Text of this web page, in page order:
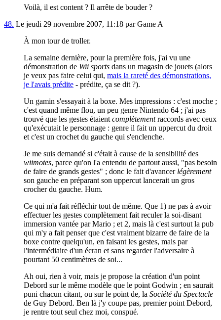
Voilà, il est content ? Il arrête de bouder ?
48. Le jeudi 29 novembre 2007, 11:18 par Game A
À mon tour de troller.
La semaine dernière, pour la première fois, j'ai vu une
démonstration de Wii sports dans un magasin de jouets (alors
je veux pas faire celui qui, mais la rareté des démonstrations,
je l'avais prédite - prédite, ça se dit ?).
Un gamin s'essayait à la boxe. Mes impressions : c'est moche ;
c'est quand même flou, un peu genre Nintendo 64 ; j'ai pas
trouvé que les gestes étaient complètementraccords avec ceux
qu'exécutait le personnage : genre il fait un uppercut du droit
et c'est un crochet du gauche qui s'enclenche.
Je me suis demandé si c'était à cause de la sensibilité des
wiimotes, parce qu'on l'a entendu de partout aussi, "pas besoin
de faire de grands gestes" ; donc le fait d'avancer légèrement
son gauche en préparant son uppercut lancerait un gros
crocher du gauche. Hum.
Ce qui m'a fait réfléchir tout de même. Que 1) ne pas à avoir
effectuer les gestes complètement fait reculer la soi-disant
immersion vantée par Mario ; et 2, mais là c'est surtout la pub
qui m'y a fait penser que c'est vraiment bizarre de faire de la
boxe contre quelqu'un, en faisant les gestes, mais par
l'intermédiaire d'un écran et sans regarder l'adversaire à
pourtant 50 centimètres de soi...
Ah oui, rien à voir, mais je propose la création d'un point
Debord sur le même modèle que le point Godwin ; en saurait
puni chacun citant, ou sur le point de, la Société du Spectacle
de Guy Debord. Ben là j'y coupe pas, premier point Debord,
je rentre tout seul chez moi, conspué.